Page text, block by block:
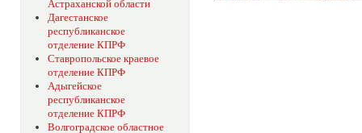
Астраханской области
Дагестанское
республиканское
отделение КПРФ
Ставропольское краевое
отделение КПРФ
Адыгейское
республиканское
отделение КПРФ
Волгоградское областное